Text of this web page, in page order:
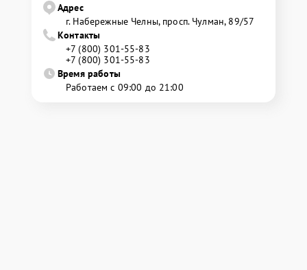
Адрес
г. Набережные Челны, просп. Чулман, 89/57
Контакты
+7 (800) 301-55-83
+7 (800) 301-55-83
Время работы
Работаем с 09:00 до 21:00